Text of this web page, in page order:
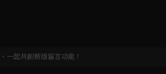
Video
，一起共創新版留言功能！